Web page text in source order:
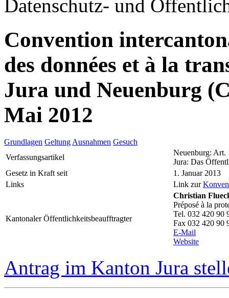
Datenschutz- und
Convention
des données et à la
Jura und Neuenburg
Mai 2012
Grundlagen Geltung Ausnahmen Gesuch
Verfassungsartikel
Neuenburg: Art.
Jura: Das
Gesetz in Kraft seit
1. Januar 2013
Links
Link zur
Kantonaler Öffentlichkeitsbeaufftragter
Christian
Préposé à la
Tel. 032 420 90
Fax 032 420 90
E-Mail
Website
Antrag im Kanton Jura